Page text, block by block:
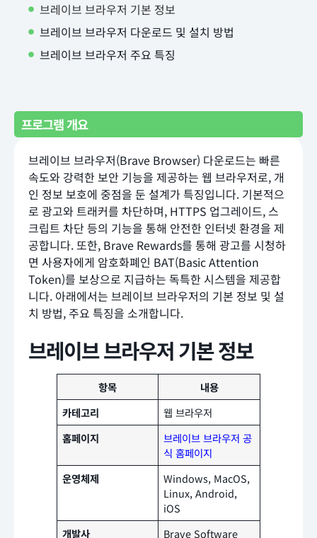
브레이브 브라우저 기본 정보
브레이브 브라우저 다운로드 및 설치 방법
브레이브 브라우저 주요 특징
프로그램 개요
브레이브 브라우저(Brave Browser) 다운로드는 빠른
속도와 강력한 보안 기능을 제공하는 웹 브라우저로, 개
인 정보 보호에 중점을 둔 설계가 특징입니다. 기본적으
로 광고와 트래커를 차단하며, HTTPS 업그레이드, 스
크립트 차단 등의 기능을 통해 안전한 인터넷 환경을 제
공합니다. 또한, Brave Rewards를 통해 광고를 시청하
면 사용자에게 암호화폐인 BAT(Basic Attention
Token)를 보상으로 지급하는 독특한 시스템을 제공합
니다. 아래에서는 브레이브 브라우저의 기본 정보 및 설
치 방법, 주요 특징을 소개합니다.
브레이브 브라우저 기본 정보
항목
내용
카테고리
웹 브라우저
홈페이지
브레이브 브라우저 공
식 홈페이지
운영체제
Windows, MacOS,
Linux, Android,
iOS
개발사
Brave Software